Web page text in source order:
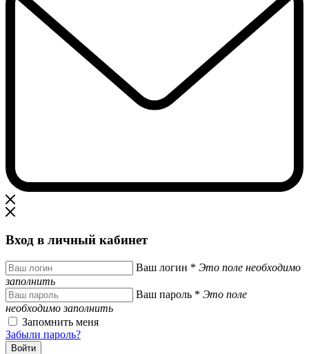
Вход в личный кабинет
Ваш логин * Это поле необходимо
заполнить
Ваш пароль * Это поле
необходимо заполнить
Запомнить меня
Забыли пароль?